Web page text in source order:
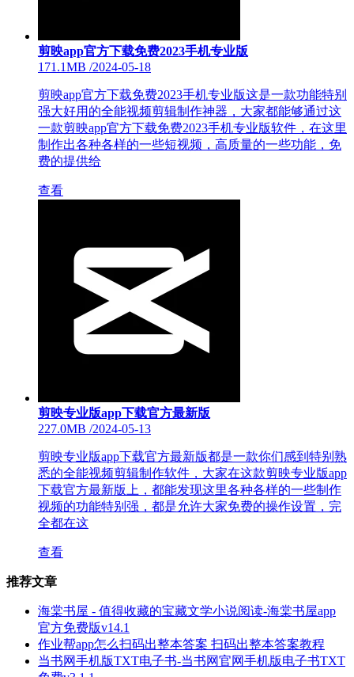
剪映app官方下载免费2023手机专业版
171.1MB /2024-05-18
剪映app官方下载免费2023手机专业版这是一款功能特别
强大好用的全能视频剪辑制作神器，大家都能够通过这
一款剪映app官方下载免费2023手机专业版软件，在这里
制作出各种各样的一些短视频，高质量的一些功能，免
费的提供给
查看
剪映专业版app下载官方最新版
227.0MB /2024-05-13
剪映专业版app下载官方最新版都是一款你们感到特别熟
悉的全能视频剪辑制作软件，大家在这款剪映专业版app
下载官方最新版上，都能发现这里各种各样的一些制作
视频的功能特别强，都是允许大家免费的操作设置，完
全都在这
查看
推荐文章
海棠书屋 - 值得收藏的宝藏文学小说阅读-海棠书屋app
官方免费版v14.1
作业帮app怎么扫码出整本答案 扫码出整本答案教程
当书网手机版TXT电子书-当书网官网手机版电子书TXT